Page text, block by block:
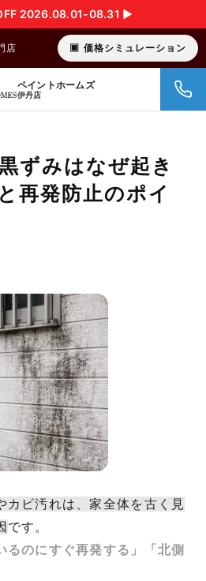
2026.08.01-08.31 ▶︎
店 価格シミュレーション
ペイントホームズ
伊丹店
ずみはなぜ起き
再発防止のポイ
カビ汚れは、家全体を古く見
です。
るのにすぐ再発する」「北側